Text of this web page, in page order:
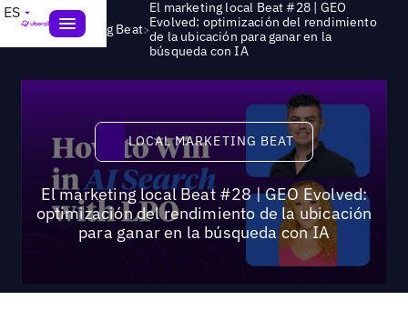
ES
Local Marketing Beat>
El marketing local Beat #28 | GEO
Evolved: optimización del rendimiento
de la ubicación para ganar en la
búsqueda con IA
Local Marketing Beat
LOCAL MARKETING BEAT
El marketing local Beat #28 | GEO Evolved:
optimización del rendimiento de la ubicación
para ganar en la búsqueda con IA